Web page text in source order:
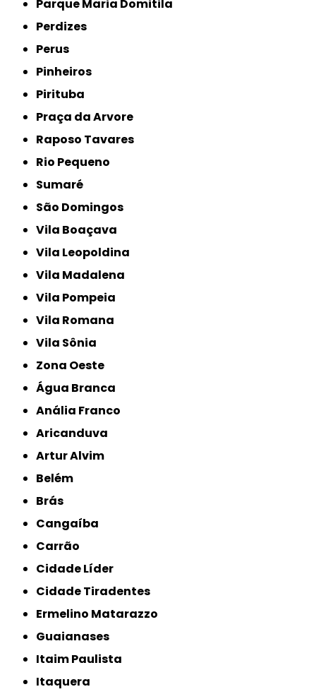
Parque Maria Domitila
Perdizes
Perus
Pinheiros
Pirituba
Praça da Arvore
Raposo Tavares
Rio Pequeno
Sumaré
São Domingos
Vila Boaçava
Vila Leopoldina
Vila Madalena
Vila Pompeia
Vila Romana
Vila Sônia
Zona Oeste
Água Branca
Anália Franco
Aricanduva
Artur Alvim
Belém
Brás
Cangaíba
Carrão
Cidade Líder
Cidade Tiradentes
Ermelino Matarazzo
Guaianases
Itaim Paulista
Itaquera